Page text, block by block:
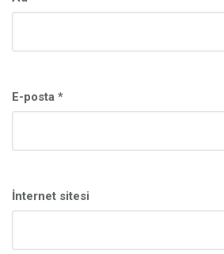
E-posta *
İnternet sitesi